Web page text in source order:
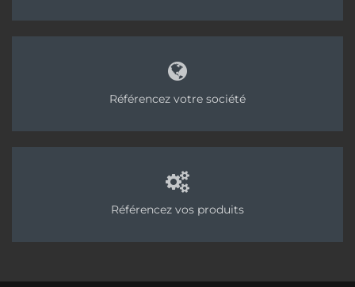
Référencez votre société
Référencez vos produits